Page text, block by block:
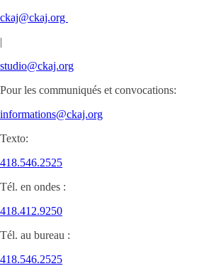
ckaj@ckaj.org
|
studio@ckaj.org
Pour les communiqués et convocations:
informations@ckaj.org
Texto:
418.546.2525
Tél. en ondes :
418.412.9250
Tél. au bureau :
418.546.2525